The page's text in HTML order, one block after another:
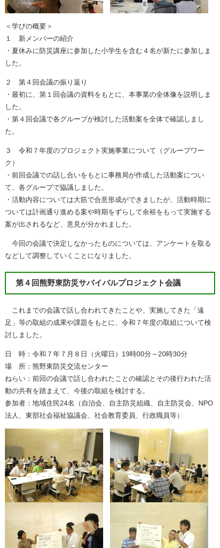
＜学びの概要＞
１ 新メンバーの紹介
・夏休みに防災講座に参加した小学生を含む４名が新たに参加しま
した。
２ 第４回会議の振り返り
・最初に、第１回会議の資料をもとに、本事業の全体像を説明しま
した。
・第４回会議で各グループが検討した活動案を全体で確認しまし
た。
３ 令和７年度のプロジェクト実施事業について（グループワー
ク）
・前回会議での話し合いをもとに事務局が作成した活動案につい
て、各グループで協議しました。
・活動内容については大筋で合意形成ができましたが、活動時期に
ついては計画通り進める案や時期をずらして余裕をもって実施する
案が出されるなど、意見が分かれました。
今回の会議で決定しなかったものについては、アンケートを取る
などして調整していくことになりました。
第４回熊野東防災サバイバルプロジェクト会議
これまでの会議で話し合われてきたことや、実施してきた「遠
足」等の取組の成果や課題をもとに、令和７年度の取組について検
討しました。
日 時：令和７年７月８日（火曜日）19時00分～20時30分
場 所：熊野東防災交流センター
ねらい：前回の会議で話し合われたことの確認とその後行われた活
動の共有を踏まえて、今後の取組を検討する。
参加者：地域住民24名（自治会、自主防災組織、自主防災会、NPO
法人、東部社会福祉協議会、社会教育委員、行政職員等）